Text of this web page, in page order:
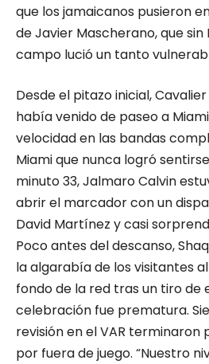
que los jamaicanos pusieron
de Javier Mascherano, que sin
campo lució un tanto
Desde el pitazo inicial,
había venido de paseo a
velocidad en las bandas
Miami que nunca logró
minuto 33, Jalmaro Calvin
abrir el marcador con un
David Martínez y casi
Poco antes del descanso,
la algarabía de los visitantes
fondo de la red tras un tiro de
celebración fue prematura.
revisión en el VAR terminaron
por fuera de juego. “Nuestro